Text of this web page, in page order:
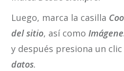
Luego, marca la casilla
del sitio, así como
y después presiona un
datos.